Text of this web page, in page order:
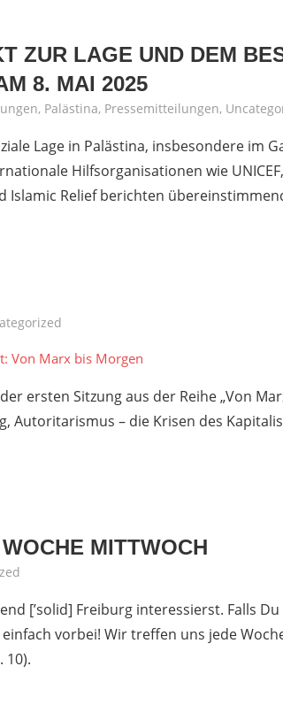
ZUR LAGE UND DEM
8. MAI 2025
, Palästina, Pressemitteilungen,
Lage in Palästina, insbesondere im
Hilfsorganisationen wie
Islamic Relief berichten
ersten Sitzung aus der Reihe „Von
Autoritarismus – die Krisen des
MITTWOCH
[’solid] Freiburg interessierst. Falls Du
vorbei! Wir treffen uns jede
10).